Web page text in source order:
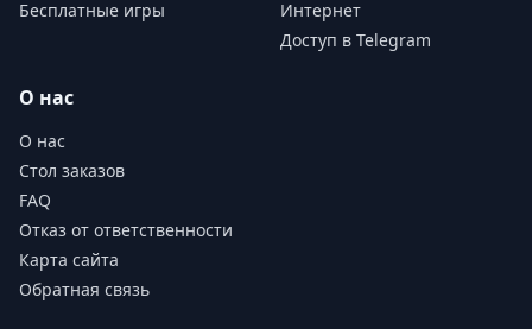
Бесплатные игры
Интернет
Доступ в Telegram
О нас
О нас
Стол заказов
FAQ
Отказ от ответственности
Карта сайта
Обратная связь